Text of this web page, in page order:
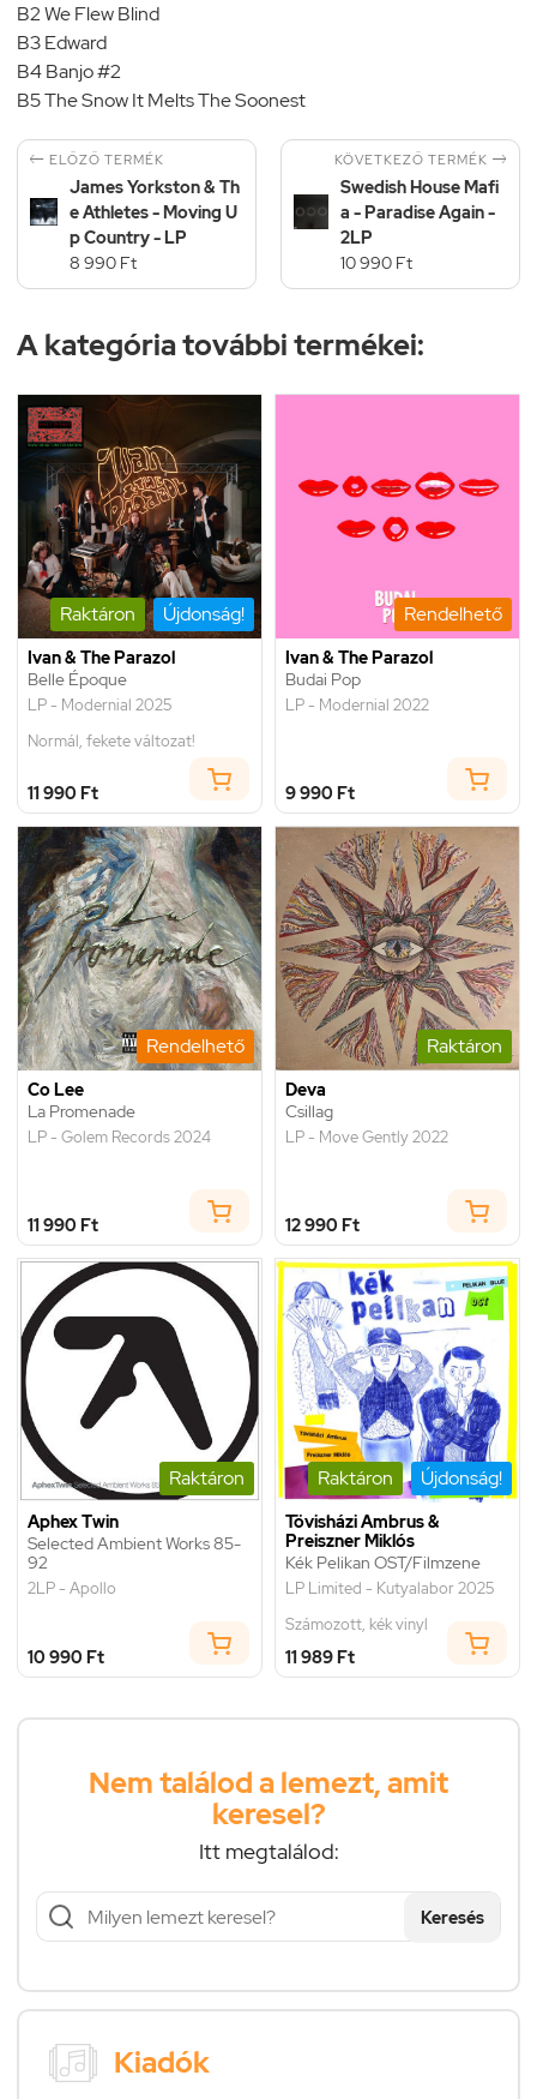
B2 We Flew Blind
B3 Edward
B4 Banjo #2
B5 The Snow It Melts The Soonest
 ELŐZŐ TERMÉK
James Yorkston & Th
e Athletes - Moving U
p Country - LP
8 990 Ft
KÖVETKEZŐ TERMÉK 
Swedish House Mafi
a - Paradise Again -
2LP
10 990 Ft
A kategória további termékei:
Raktáron Újdonság!
Ivan & The Parazol
Belle Époque
LP - Modernial 2025
Normál, fekete változat!
11 990 Ft
Rendelhető
Ivan & The Parazol
Budai Pop
LP - Modernial 2022
9 990 Ft
Rendelhető
Co Lee
La Promenade
LP - Golem Records 2024
11 990 Ft
Raktáron
Deva
Csillag
LP - Move Gently 2022
12 990 Ft
Raktáron
Aphex Twin
Selected Ambient Works 85-
92
2LP - Apollo
10 990 Ft
Raktáron Újdonság!
Tövisházi Ambrus &
Preiszner Miklós
Kék Pelikan OST/Filmzene
LP Limited - Kutyalabor 2025
Számozott, kék vinyl
11 989 Ft
Nem találod a lemezt, amit
keresel?
Itt megtalálod:
Keresés
Kiadók